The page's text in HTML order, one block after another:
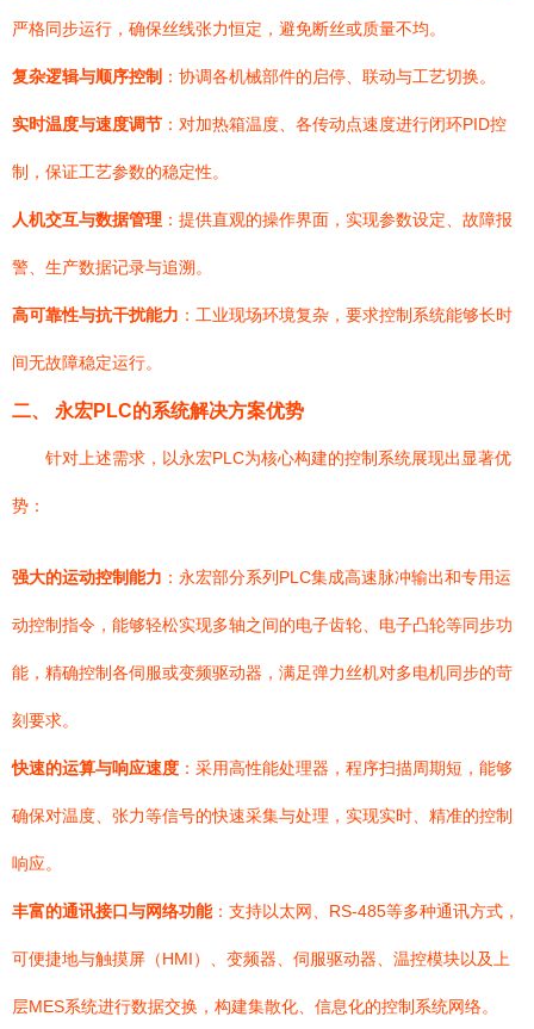
严格同步运行，确保丝线张力恒定，避免断丝或质量不均。
复杂逻辑与顺序控制 ：协调各机械部件的启停、联动与工艺切换。
实时温度与速度调节 ：对加热箱温度、各传动点速度进行闭环PID控
制，保证工艺参数的稳定性。
人机交互与数据管理 ：提供直观的操作界面，实现参数设定、故障报
警、生产数据记录与追溯。
高可靠性与抗干扰能力 ：工业现场环境复杂，要求控制系统能够长时
间无故障稳定运行。
二、 永宏PLC的系统解决方案优势
针对上述需求，以永宏PLC为核心构建的控制系统展现出显著优
势：
强大的运动控制能力 ：永宏部分系列PLC集成高速脉冲输出和专用运
动控制指令，能够轻松实现多轴之间的电子齿轮、电子凸轮等同步功
能，精确控制各伺服或变频驱动器，满足弹力丝机对多电机同步的苛
刻要求。
快速的运算与响应速度 ：采用高性能处理器，程序扫描周期短，能够
确保对温度、张力等信号的快速采集与处理，实现实时、精准的控制
响应。
丰富的通讯接口与网络功能：支持以太网、RS-485等多种通讯方式，
可便捷地与触摸屏（HMI）、变频器、伺服驱动器、温控模块以及上
层MES系统进行数据交换，构建集散化、信息化的控制系统网络。